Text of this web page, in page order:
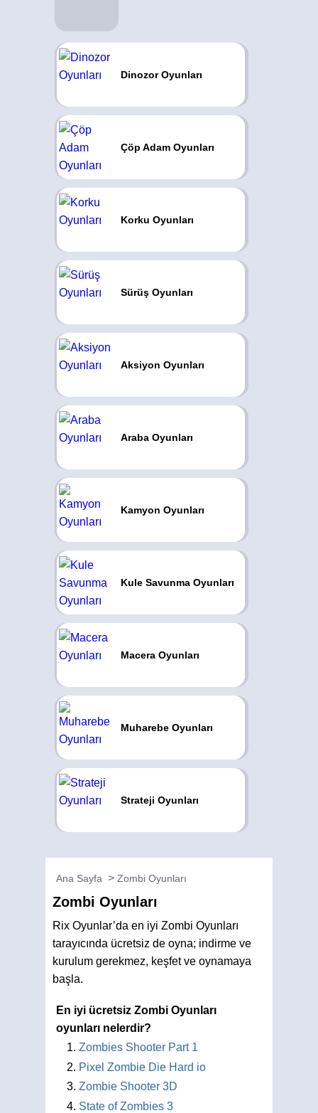
Dinozor Oyunları
Çöp Adam Oyunları
Korku Oyunları
Sürüş Oyunları
Aksiyon Oyunları
Araba Oyunları
Kamyon Oyunları
Kule Savunma Oyunları
Macera Oyunları
Muharebe Oyunları
Strateji Oyunları
Ana Sayfa Zombi Oyunları
Zombi Oyunları
Rix Oyunlar’da en iyi Zombi Oyunları
tarayıcında ücretsiz de oyna; indirme ve
kurulum gerekmez, keşfet ve oynamaya
başla.
En iyi ücretsiz Zombi Oyunları
oyunları nelerdir?
Zombies Shooter Part 1
Pixel Zombie Die Hard io
Zombie Shooter 3D
State of Zombies 3